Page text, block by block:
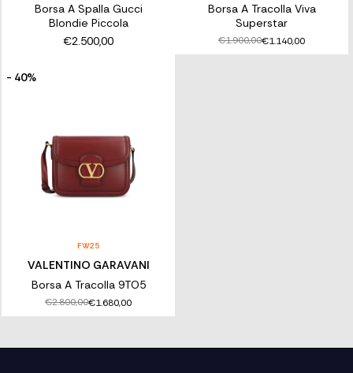
Borsa A Spalla Gucci
Blondie Piccola
€2.500,00
Borsa A Tracolla Viva
Superstar
€1.900,00€1.140,00
- 40%
FW25
VALENTINO GARAVANI
Borsa A Tracolla 9TO5
€2.800,00€1.680,00